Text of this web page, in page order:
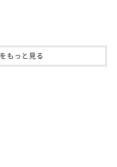
愉快な仲間達」
）
ックと愉快な仲間たちVlog」
もっと見る